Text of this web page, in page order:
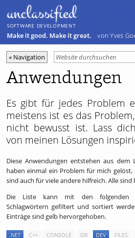
unclassiﬁed
SOFTWARE DEVELOPMENT
Make it good. Make it great. von Yves
Anwendungen
Es gibt für jedes Problem
meistens ist es das
nicht bewusst ist. Lass
von meinen Lösungen
Diese Anwendungen entstehen aus dem
haben einmal ein Problem für mich
sind auch für viele andere hilfreich. Alle
Die Liste kann mit den folgenden
Schlagwörtern gefiltert und sortiert
Einträge sind gelb hervorgehoben.
.NET C++ CONSOLE DB DEV FILES